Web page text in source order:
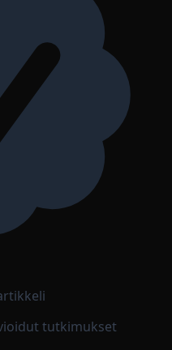
tutkimukset